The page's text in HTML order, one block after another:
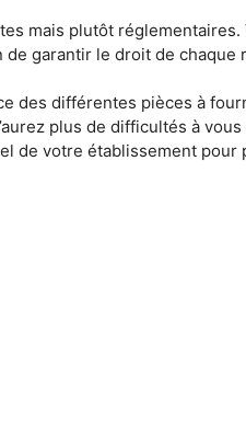
mais plutôt
de garantir le droit de chaque
des différentes pièces à
plus de difficultés à
de votre établissement pour